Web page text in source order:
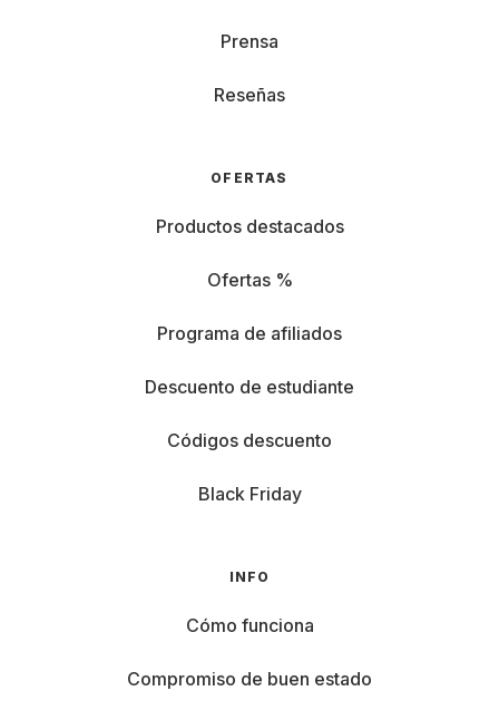
Prensa
Reseñas
OFERTAS
Productos destacados
Ofertas %
Programa de afiliados
Descuento de estudiante
Códigos descuento
Black Friday
INFO
Cómo funciona
Compromiso de buen estado